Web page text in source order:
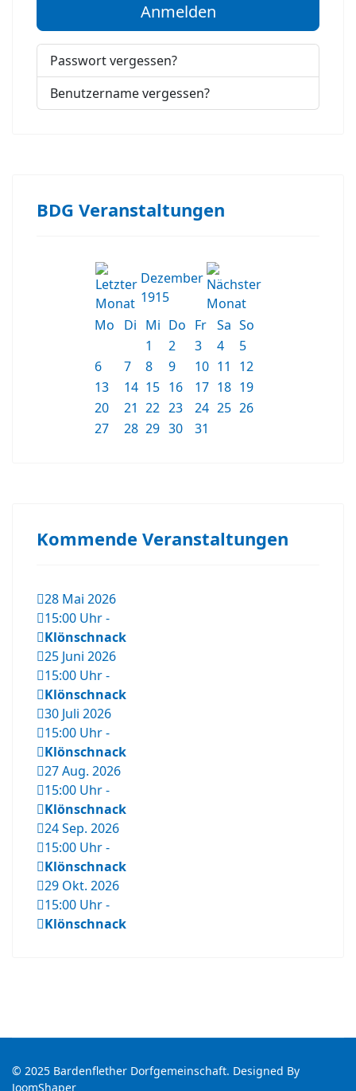
Anmelden
Passwort vergessen?
Benutzername vergessen?
BDG Veranstaltungen
Dezember
1915
Mo
Di Mi Do Fr Sa So
1
2 3 4
5
6
7 8 9 10 11
12
13
14 15 16 17 18 19
20
21 22 23 24 25 26
27
28 29 30 31
Kommende Veranstaltungen
28 Mai 2026
15:00 Uhr-
Klönschnack
25 Juni 2026
15:00 Uhr-
Klönschnack
30 Juli 2026
15:00 Uhr-
Klönschnack
27 Aug. 2026
15:00 Uhr-
Klönschnack
24 Sep. 2026
15:00 Uhr-
Klönschnack
29 Okt. 2026
15:00 Uhr-
Klönschnack
© 2025 Bardenflether Dorfgemeinschaft. Designed By
JoomShaper